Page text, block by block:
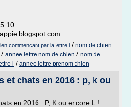
commencant par la lettre i / nom de chien
/ annee lettre nom de chien / nom de
l
/ annee lettre prenom chien
et chats en 2016 : p, k ou
en 2016 : P, K ou encore L !